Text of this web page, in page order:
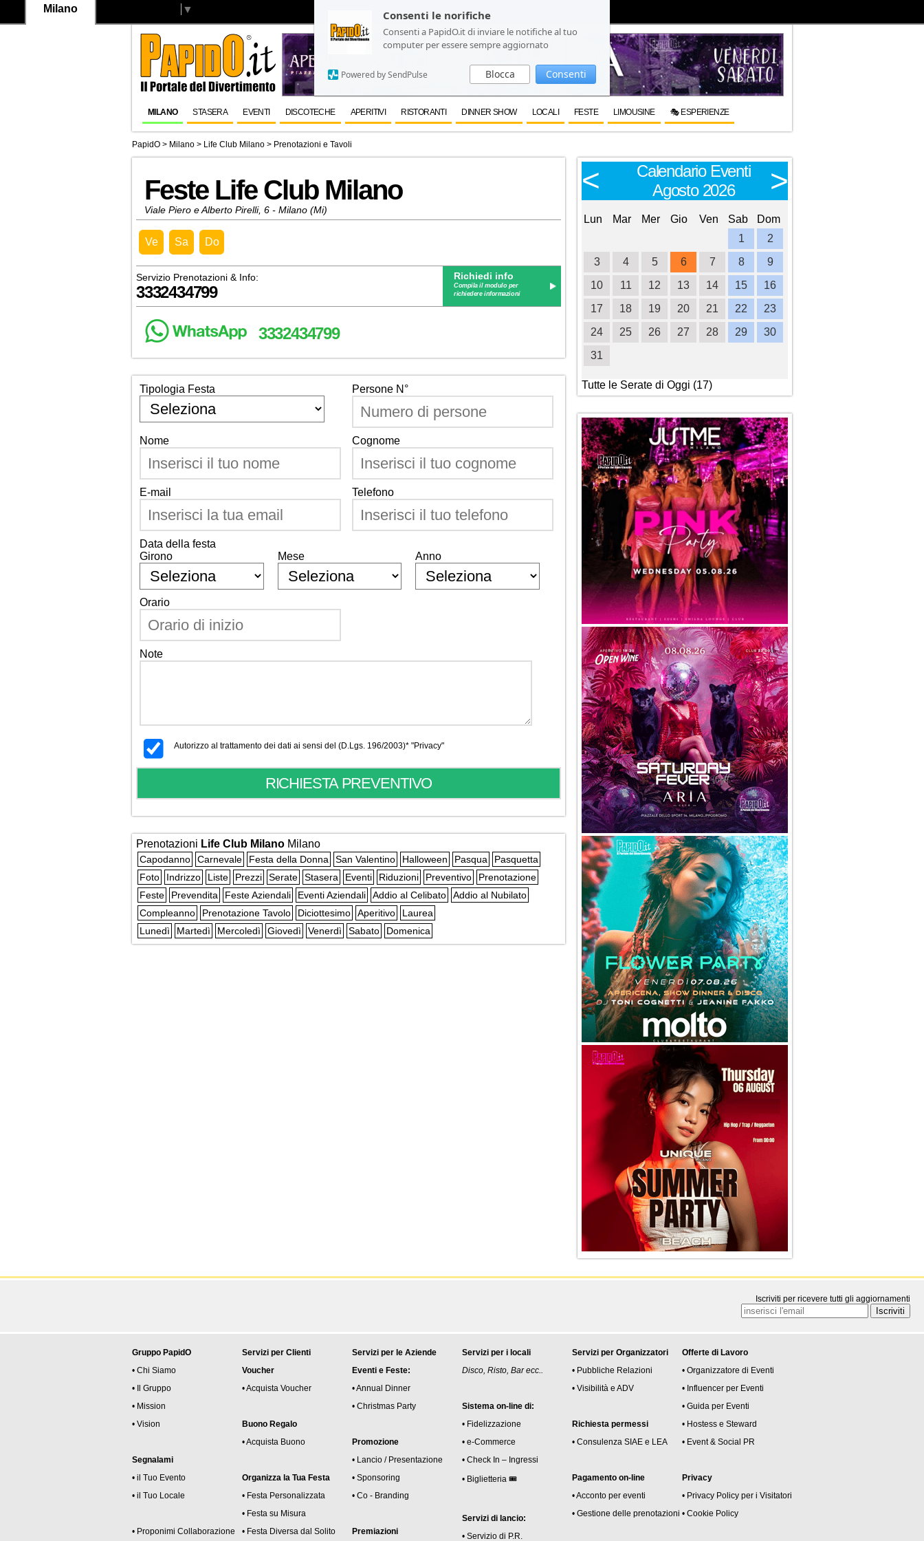
Consenti le norifiche
Consenti a PapidO.it di inviare le notifiche al tuo
computer per essere sempre aggiornato
Blocca Consenti
Powered by SendPulse
Consenti le norifiche
Consenti a PapidO.it di inviare le notifiche al tuo
computer per essere sempre aggiornato
Blocca Consenti
Powered by SendPulse
Milano ▼
MILANO STASERA EVENTI DISCOTECHE APERITIVI RISTORANTI DINNER SHOW LOCALI FESTE LIMOUSINE 🎭 ESPERIENZE
PapidO > Milano > Life Club Milano > Prenotazioni e Tavoli
Feste Life Club Milano
Viale Piero e Alberto Pirelli, 6 - Milano (Mi)
Ve Sa Do
Servizio Prenotazioni & Info:
3332434799
Richiedi info
Compila il modulo per
richiedere informazioni
3332434799
Tipologia Festa Persone N°
Nome Cognome
E-mail Telefono
Data della festa
Girono
Mese Anno
Orario
Note
Autorizzo al trattamento dei dati ai sensi del (D.Lgs. 196/2003)* "Privacy"
Prenotazioni Life Club Milano Milano
Capodanno Carnevale Festa della Donna San Valentino Halloween Pasqua
Pasquetta
Foto
Indrizzo Liste Prezzi Serate Stasera Eventi Riduzioni Preventivo
Prenotazione
Feste
Prevendita Feste Aziendali Eventi Aziendali Addio al Celibato
Addio al Nubilato
Compleanno
Prenotazione Tavolo Diciottesimo Aperitivo
Laurea
Lunedì
Martedì Mercoledì Giovedì Venerdì Sabato Domenica
<
Lun Mar Mer Gio Ven Sab
Dom
14 15 16
19
20 21 22 23 24
25
<
Calendario Eventi
Agosto 2026
>
Lun Mar Mer Gio Ven Sab
Dom
1
2
3
4 5 6 7 8
9
10
11 12 13 14 15
16
17
18 19 20 21 22
23
24
25 26 27 28 29
30
31
Tutte le Serate di Oggi (17)
Iscriviti per ricevere tutti gli aggiornamenti
Gruppo PapidO
• Chi Siamo
• Il Gruppo
• Mission
• Vision
Segnalami
• il Tuo Evento
• il Tuo Locale
• Proponimi Collaborazione
Servizi per Clienti
Voucher
• Acquista Voucher
Buono Regalo
• Acquista Buono
Organizza la Tua Festa
• Festa Personalizzata
• Festa su Misura
• Festa Diversa dal Solito
Servizi per le Aziende
Eventi e Feste:
• Annual Dinner
• Christmas Party
Promozione
• Lancio / Presentazione
• Sponsoring
• Co - Branding
Premiazioni
Servizi per i locali
Disco, Risto, Bar ecc..
Sistema on-line di:
• Fidelizzazione
• e-Commerce
• Check In – Ingressi
• Biglietteria 🎟
Servizi di lancio:
• Servizio di P.R.
Servizi per Organizzatori
• Pubbliche Relazioni
• Visibilità e ADV
Richiesta permessi
• Consulenza SIAE e LEA
Pagamento on-line
• Acconto per eventi
• Gestione delle prenotazioni
Offerte di Lavoro
• Organizzatore di Eventi
• Influencer per Eventi
• Guida per Eventi
• Hostess e Steward
• Event & Social PR
Privacy
• Privacy Policy per i Visitatori
• Cookie Policy